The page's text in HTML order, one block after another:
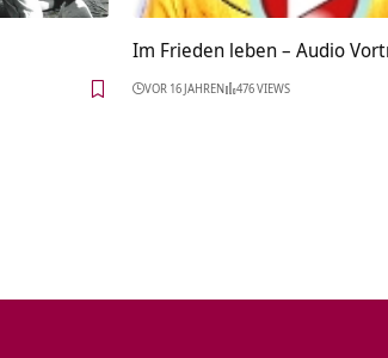
Im Frieden leben – Audio
VOR 16 JAHREN 476 VIEWS